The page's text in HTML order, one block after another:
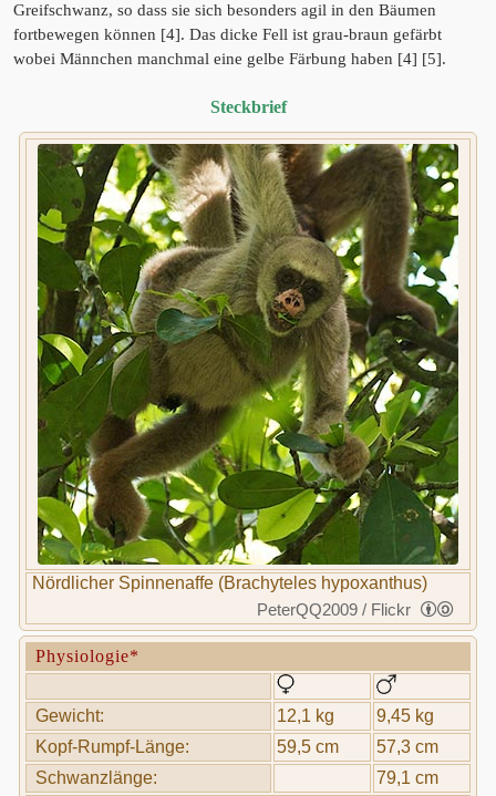
Greifschwanz, so dass sie sich besonders agil in den Bäumen
fortbewegen können [4]. Das dicke Fell ist grau-braun gefärbt
wobei Männchen manchmal eine gelbe Färbung haben [4] [5].
Steckbrief
Nördlicher Spinnenaffe (Brachyteles hypoxanthus)
PeterQQ2009 / Flickr
Physiologie*
Gewicht: 12,1 kg
9,45 kg
Kopf-Rumpf-Länge:
59,5 cm
57,3 cm
Schwanzlänge:
79,1 cm